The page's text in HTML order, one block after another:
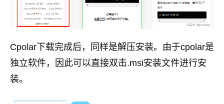
Cpolar下载完成后，同样是解压安装。由于cpolar是
独立软件，因此可以直接双击.msi安装文件进行安
装。